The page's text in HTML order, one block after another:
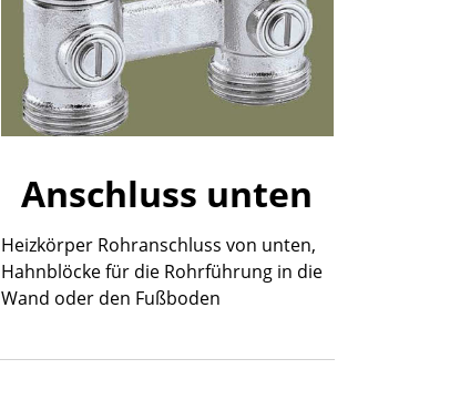
Anschluss unten
Heizkörper Rohranschluss von unten,
Hahnblöcke für die Rohrführung in die
Wand oder den Fußboden